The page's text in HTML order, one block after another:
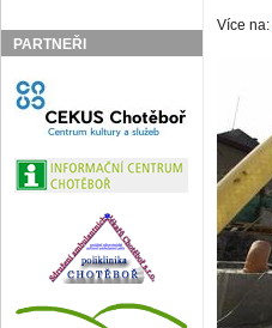
PARTNEŘI
Více na: